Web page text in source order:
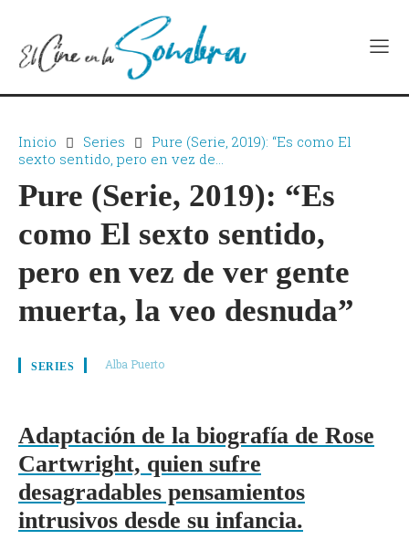
Inicio Series
Pure (Serie, 2019): “Es como El
sexto sentido, pero en vez de...
Pure (Serie, 2019): “Es
como El sexto sentido,
pero en vez de ver gente
muerta, la veo desnuda”
SERIES Alba Puerto
Adaptación de la biografía de Rose
Cartwright, quien sufre
desagradables pensamientos
intrusivos desde su infancia.